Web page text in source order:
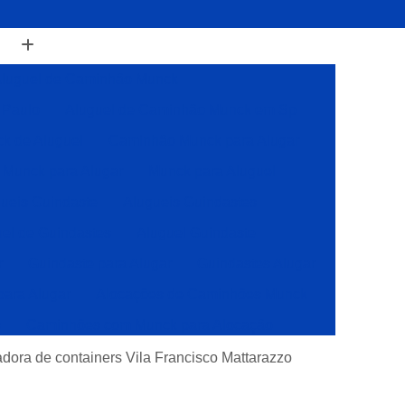
Caminhões com Muncks para Alocações
de containers Vila Francisco Mattarazzo